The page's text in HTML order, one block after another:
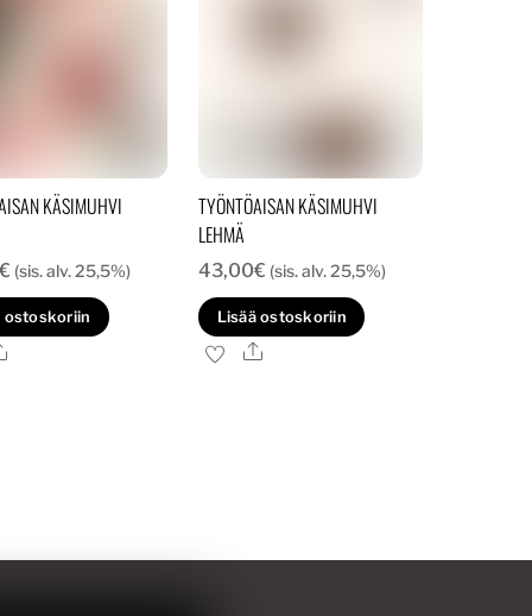
KÄSIMUHVI
(sis. alv. 25,5%)
ostoskoriin
Ale
TYÖNTÖAISAN KÄSIMUHVI
LEHMÄ
43,00€ (sis. alv. 25,5%)
Lisää ostoskoriin
Ale